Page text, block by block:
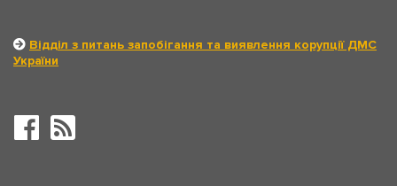
Відділ з питань запобігання та виявлення корупції ДМС
України